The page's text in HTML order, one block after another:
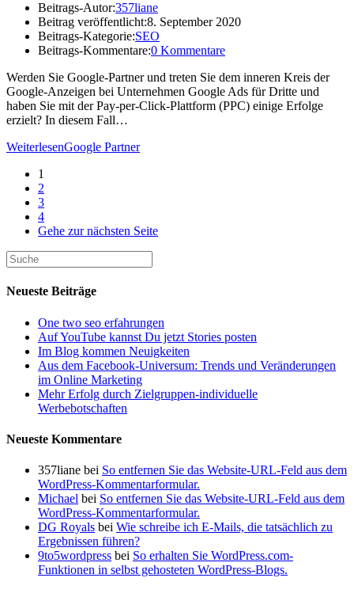
Beitrags-Autor:357liane
Beitrag veröffentlicht:8. September 2020
Beitrags-Kategorie:SEO
Beitrags-Kommentare:0 Kommentare
Werden Sie Google-Partner und treten Sie dem inneren Kreis der
Google-Anzeigen bei Unternehmen Google Ads für Dritte und
haben Sie mit der Pay-per-Click-Plattform (PPC) einige Erfolge
erzielt? In diesem Fall…
WeiterlesenGoogle Partner
1
2
3
4
Gehe zur nächsten Seite
Neueste Beiträge
One two seo erfahrungen
Auf YouTube kannst Du jetzt Stories posten
Im Blog kommen Neuigkeiten
Aus dem Facebook-Universum: Trends und Veränderungen
im Online Marketing
Mehr Erfolg durch Zielgruppen-individuelle
Werbebotschaften
Neueste Kommentare
357liane bei So entfernen Sie das Website-URL-Feld aus dem
WordPress-Kommentarformular.
Michael bei So entfernen Sie das Website-URL-Feld aus dem
WordPress-Kommentarformular.
DG Royals bei Wie schreibe ich E-Mails, die tatsächlich zu
Ergebnissen führen?
9to5wordpress bei So erhalten Sie WordPress.com-
Funktionen in selbst gehosteten WordPress-Blogs.